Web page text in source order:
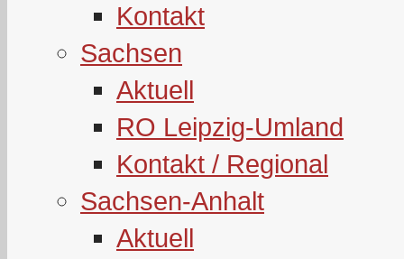
Kontakt
Sachsen
Aktuell
RO Leipzig-Umland
Kontakt / Regional
Sachsen-Anhalt
Aktuell